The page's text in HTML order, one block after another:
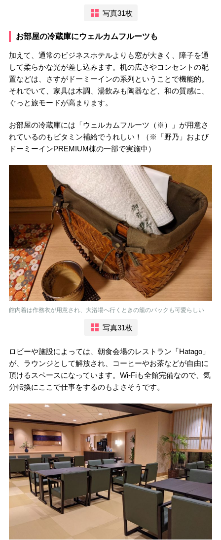
写真31枚
お部屋の冷蔵庫にウェルカムフルーツも
加えて、通常のビジネスホテルよりも窓が大きく、障子を通
して柔らかな光が差し込みます。机の広さやコンセントの配
置などは、さすがドーミーインの系列ということで機能的。
それでいて、家具は木調、湯飲みも陶器など、和の質感に、
ぐっと旅モードが高まります。
お部屋の冷蔵庫には「ウェルカムフルーツ（※）」が用意さ
れているのもビタミン補給でうれしい！（※「野乃」および
ドーミーインPREMIUM棟の一部で実施中）
館内着は作務衣が用意され、大浴場へ行くときの籠のバックも可愛らしい
写真31枚
ロビーや施設によっては、朝食会場のレストラン「Hatago」
が、ラウンジとして解放され、コーヒーやお茶などが自由に
頂けるスペースになっています。Wi-Fiも全館完備なので、気
分転換にここで仕事をするのもよさそうです。